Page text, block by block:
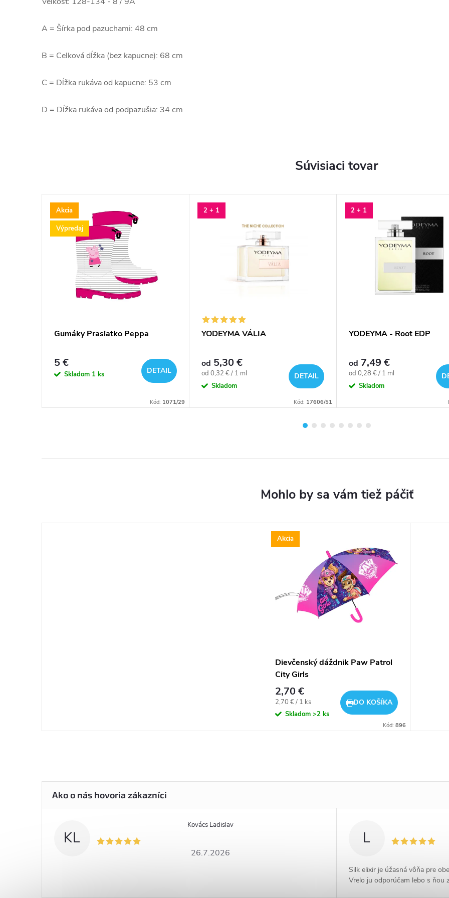
A = Šírka pod pazuchami: 48 cm
B = Celková dĺžka (bez kapucne): 68 cm
C = Dĺžka rukáva od kapucne: 53 cm
D = Dĺžka rukáva od podpazušia: 34 cm
Súvisiaci tovar
Akcia
Výpredaj
Gumáky Prasiatko Peppa
5 €
Skladom 1 ks DETAIL
Kód: 1071/29
2 + 1
YODEYMA VÁLIA
od 5,30 €
Jednotková
cena:
od 0,32 € / 1 ml
Skladom
DETAIL
Kód: 17606/51
2 + 1
YODEYMA - Root EDP
od 7,49 €
Jednotková
cena:
od 0,28 € / 1 ml
Skladom
Akcia
Dievčenský dáždnik Paw Patrol
City Girls
2,70 €
Jednotková
cena:
2,70 € / 1 ks
Skladom >2 ks
DO KOŠÍKA
Kód: 896
KL
Kovács Ladislav
26.7.2026
L
Silk elixir je úžasná vôňa pre
Vrelo ju odporúčam lebo s ňou